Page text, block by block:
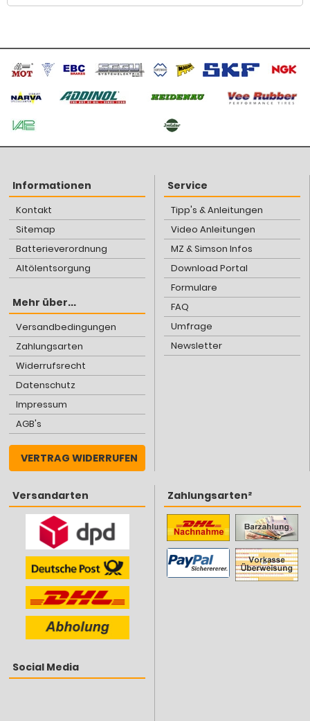
Informationen
Kontakt
Sitemap
Batterieverordnung
Altölentsorgung
Mehr über...
Versandbedingungen
Zahlungsarten
Widerrufsrecht
Datenschutz
Impressum
AGB's
VERTRAG WIDERRUFEN
Service
Tipp's & Anleitungen
Video Anleitungen
MZ & Simson Infos
Download Portal
Formulare
FAQ
Umfrage
Newsletter
Versandarten
Social Media
Zahlungsarten²